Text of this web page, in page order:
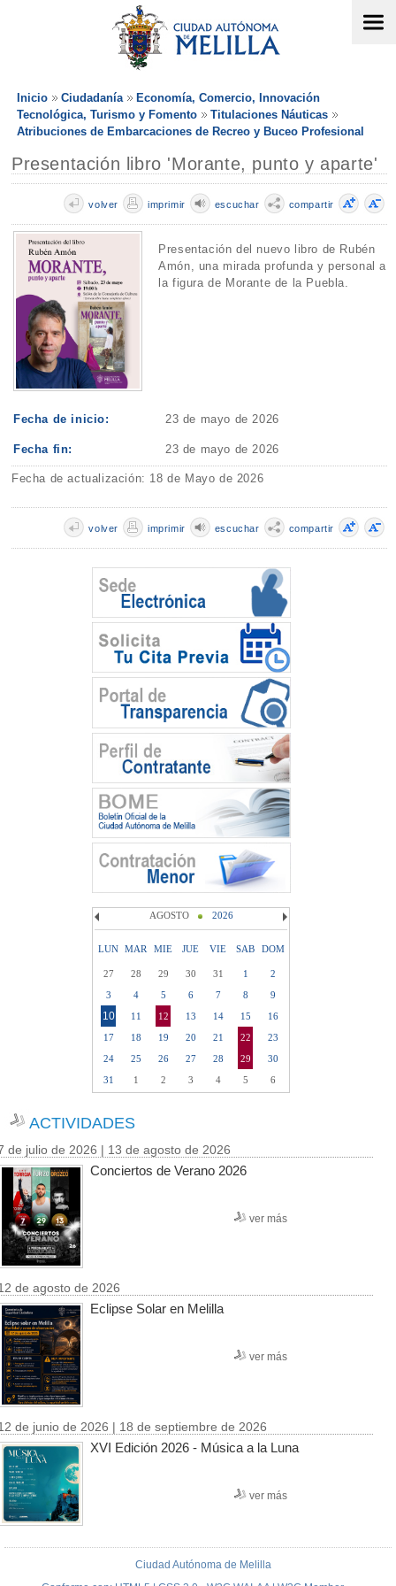
Inicio Ciudadanía
Economía, Comercio, Innovación
Tecnológica, Turismo y Fomento
Titulaciones Náuticas
Atribuciones de Embarcaciones de Recreo y Buceo Profesional
Presentación libro 'Morante, punto y aparte'
compartir
escuchar
imprimir
volver
Presentación del nuevo libro de Rubén
Amón, una mirada profunda y personal a
la figura de Morante de la Puebla.
Fecha de inicio: 23 de mayo de 2026
Fecha fin: 23 de mayo de 2026
Fecha de actualización: 18 de Mayo de 2026
compartir
escuchar
imprimir
volver
AGOSTO 2026
LUN MAR MIE JUE VIE SAB DOM
27 28 29 30 31 1
2
3
4 5 6 7 8 9
10 11 12 13 14 15
16
17
18 19 20 21 22
23
24
25 26 27 28 29
30
31
1 2 3 4 5 6
ACTIVIDADES
de julio de 2026 | 13 de agosto de 2026
Conciertos de Verano 2026
ver más
de agosto de 2026
Eclipse Solar en Melilla
ver más
de junio de 2026 | 18 de septiembre de 2026
XVI Edición 2026 - Música a la Luna
ver más
Ciudad Autónoma de Melilla